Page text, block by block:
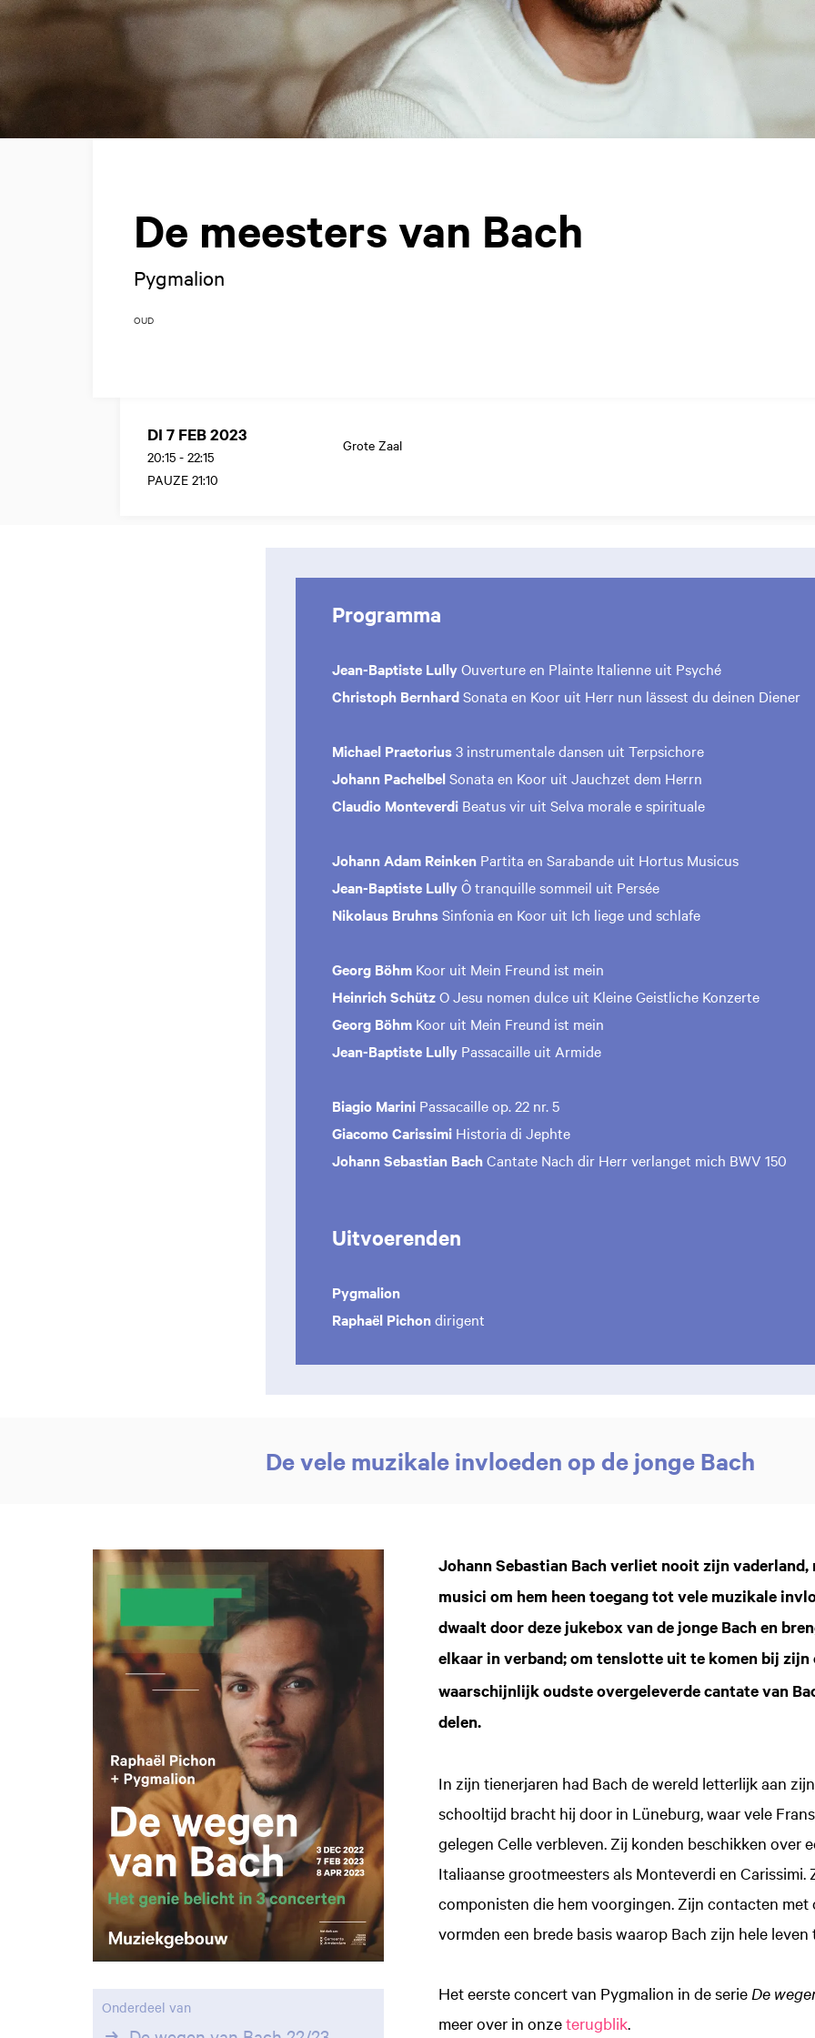
De meesters van Bach
Pygmalion
OUD
DI 7 FEB 2023
20:15 - 22:15
PAUZE 21:10
Grote Zaal
Programma
Jean-Baptiste LullyOuverture en Plainte Italienne uit Psyché
Christoph BernhardSonata en Koor uit Herr nun lässest du deinen Diener
Michael Praetorius3 instrumentale dansen uit Terpsichore
Johann PachelbelSonata en Koor uit Jauchzet dem Herrn
Claudio Monteverdi Beatus vir uit Selva morale e spirituale
Johann Adam Reinken Partita en Sarabande uit Hortus Musicus
Jean-Baptiste LullyÔ tranquille sommeil uit Persée
Nikolaus BruhnsSinfonia en Koor uit Ich liege und schlafe
Georg Böhm Koor uit Mein Freund ist mein
Heinrich SchützO Jesu nomen dulce uit Kleine Geistliche Konzerte
Georg Böhm Koor uit Mein Freund ist mein
Jean-Baptiste Lully Passacaille uit Armide
Biagio Marini Passacaille op. 22 nr. 5
Giacomo Carissimi Historia di Jephte
Johann Sebastian BachCantate Nach dir Herr verlanget mich BWV 150
Uitvoerenden
Pygmalion
Raphaël Pichondirigent
De vele muzikale invloeden op de jonge Bach
Johann Sebastian Bach verliet nooit zijn
musici om hem heen toegang tot vele muzikale
dwaalt door deze jukebox van de jonge Bach en
elkaar in verband; om tenslotte uit te komen bij zijn
waarschijnlijk oudste overgeleverde cantate van
delen.
In zijn tienerjaren had Bach de wereld letterlijk aan
schooltijd bracht hij door in Lüneburg, waar vele
gelegen Celle verbleven. Zij konden beschikken
Italiaanse grootmeesters als Monteverdi en
componisten die hem voorgingen. Zijn contacten
vormden een brede basis waarop Bach zijn hele
Het eerste concert van Pygmalion in de serie De
meer over in onzeterugblik.
Onderdeel van